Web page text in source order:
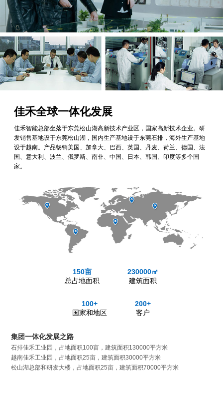
佳禾全球一体化发展
佳禾智能总部坐落于东莞松山湖高新技术产业区，国家高新技术企业。研
发销售基地设于东莞松山湖，国内生产基地设于东莞石排，海外生产基地
设于越南。产品畅销美国、加拿大、巴西、英国、丹麦、荷兰、德国、法
国、意大利、波兰、俄罗斯、南非、中国、日本、韩国、印度等多个国
家。
150亩
总占地面积
230000㎡
建筑面积
100+
国家和地区
200+
客户
集团一体化发展之路
石排佳禾工业园，占地面积100亩，建筑面积130000平方米
越南佳禾工业园，占地面积25亩，建筑面积30000平方米
松山湖总部和研发大楼，占地面积25亩，建筑面积70000平方米